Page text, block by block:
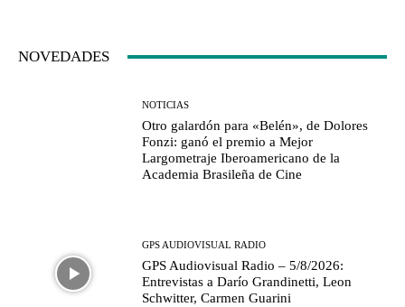
NOVEDADES
NOTICIAS
Otro galardón para «Belén», de Dolores
Fonzi: ganó el premio a Mejor
Largometraje Iberoamericano de la
Academia Brasileña de Cine
GPS AUDIOVISUAL RADIO
GPS Audiovisual Radio – 5/8/2026:
Entrevistas a Darío Grandinetti, Leon
Schwitter, Carmen Guarini